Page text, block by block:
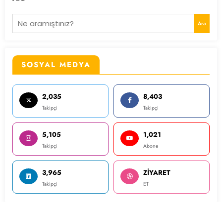
Ara
SOSYAL MEDYA
2,035
Takipçi
8,403
Takipçi
5,105
Takipçi
1,021
Abone
3,965
Takipçi
ZİYARET
ET